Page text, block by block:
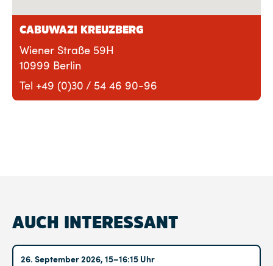
CABUWAZI KREUZBERG
Wiener Straße 59H
10999 Berlin
Tel +49 (0)30 / 54 46 90-96
AUCH INTERESSANT
26. September 2026, 15–16:15 Uhr